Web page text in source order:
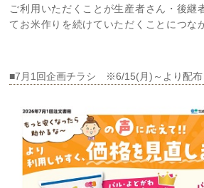
ご利用いただくことが生産者さん・後継
てお米作りを続けていただくことにつな
■7月1回企画チラシ ※6/15(月)～より配布